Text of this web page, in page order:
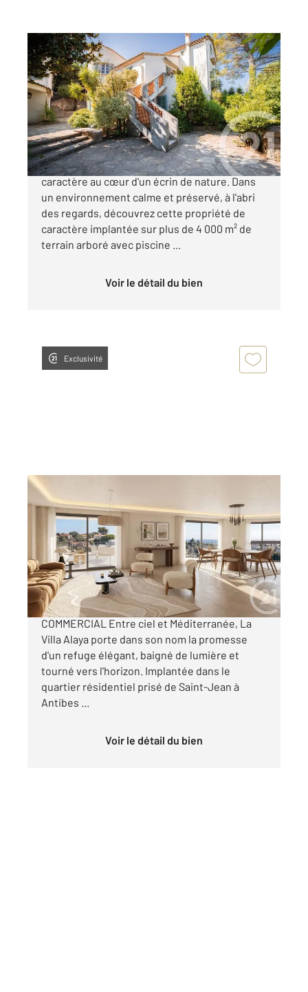
GRASSE 06
326,46 m2, 14 pièces
Ref : 37971
Maison à vendre
1 800 000 €
SAINT-ANNE - EXCLUSIVITE - Domaine de
caractère au cœur d'un écrin de nature. Dans
un environnement calme et préservé, à l'abri
des regards, découvrez cette propriété de
caractère implantée sur plus de 4 000 m² de
terrain arboré avec piscine ...
Voir le détail du bien
Exclusivité
ANTIBES 06
66,70 m2, 3 pièces
Ref : 38176
Appartement F3 à vendre
425 000 €
ANTIBES Ouest EXCLUSIVITE : LANCEMENT
COMMERCIAL Entre ciel et Méditerranée, La
Villa Alaya porte dans son nom la promesse
d'un refuge élégant, baigné de lumière et
tourné vers l'horizon. Implantée dans le
quartier résidentiel prisé de Saint-Jean à
Antibes ...
Voir le détail du bien